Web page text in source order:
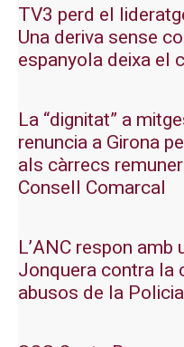
TV3 perd el
Una deriva sense
espanyola deixa el
La “dignitat” a
renuncia a Girona
als càrrecs
Consell Comarcal
L’ANC respon
Jonquera contra la
abusos de la